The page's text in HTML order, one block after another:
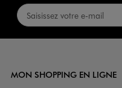
MON SHOPPING EN LIGNE